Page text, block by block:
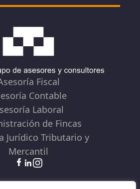
Fiscal
Contable
Laboral
de Fincas
Jurídico Tributario y
Mercantil